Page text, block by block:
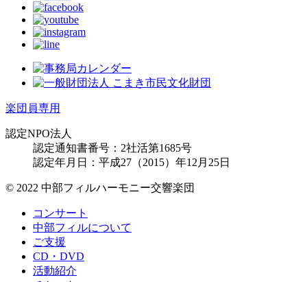
楽団員専用
認定NPO法人
認定通知書番号：2社活第1685号
認定年月日：平成27（2015）年12月25日
© 2022 中部フィルハーモニー交響楽団
コンサート
中部フィルについて
ご支援
CD・DVD
活動紹介